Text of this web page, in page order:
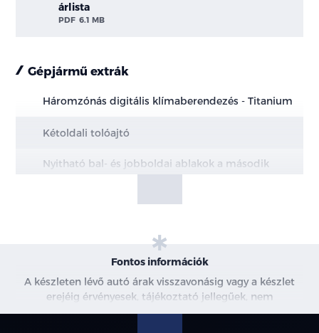
árlista
PDF 6.1 MB
Gépjármű extrák
Háromzónás digitális klímaberendezés - Titanium
Kétoldali tolóajtó
Nyitható bal- és jobboldai ablakok a második
Fontos információk
A készleten lévő autó árak visszavonásig vagy a készlet
erejéig érvényesek, tájékoztató jellegűek, nem
minősülnek ajánlattételnek, a képek csak illusztrációk. A